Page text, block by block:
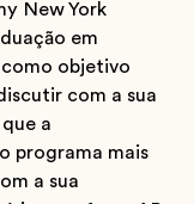
New York
em
objetivo
com a sua
a
programa mais
a sua